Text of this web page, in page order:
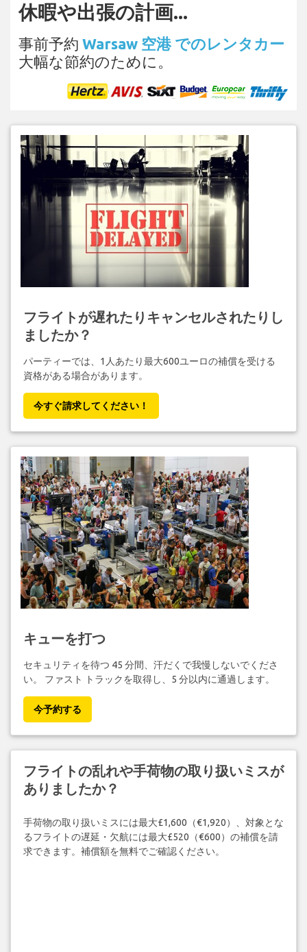
休暇や出張の計画...
事前予約 Warsaw 空港 でのレンタカー
大幅な節約のために。
フライトが遅れたりキャンセルされたりし
ましたか？
パーティーでは、1人あたり最大600ユーロの補償を受ける
資格がある場合があります。
今すぐ請求してください！
キューを打つ
セキュリティを待つ 45 分間、汗だくで我慢しないでくださ
い。 ファスト トラックを取得し、5 分以内に通過します。
今予約する
フライトの乱れや手荷物の取り扱いミスが
ありましたか？
手荷物の取り扱いミスには最大£1,600（€1,920）、対象とな
るフライトの遅延・欠航には最大£520（€600）の補償を請
求できます。補償額を無料でご確認ください。